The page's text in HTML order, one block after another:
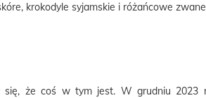
krokodyle syjamskie i różańcowe
się, że coś w tym jest. W grudniu